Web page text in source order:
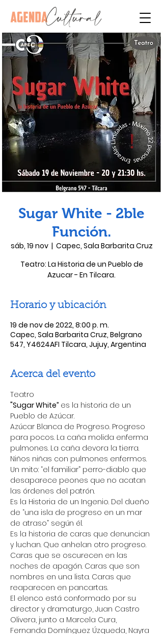
Sugar White - 2ble
Función.
sáb, 19 nov
  |
Capec, Sala Barbarita Cruz
Teatro: La Historia de un Pueblo de
Azucar - En Tilcara.
Horario y ubicación
19 de nov de 2022, 8:00 p. m.
Capec, Sala Barbarita Cruz, Belgrano
547, Y4624AFI Tilcara, Jujuy, Argentina
Acerca del evento
Teatro
"Sugar White” es la historia de un
Pueblo de Azúcar.
Azúcar Blanca de Progreso. Progreso
para pocos. La caña molida enferma
pulmones. La caña devora la tierra.
Niños niñas con pulmones enfermos.
Un mito: “el familiar” perro-diablo que
desaparece peones que no acatan
las órdenes del patrón.
Es la Historia de un Ingenio. Del dueño
de “una isla de progreso en un mar
de atraso” según él.
Es la historia de caras que denuncian
y luchan. Que anhelan otro progreso.
Caras que se oscurecen en las
noches de apagón. Caras que son
nombres en una lista. Caras que
reaparecen en pancartas.
El elenco está conformado por su
director y dramaturgo, Juan Castro
Olivera, junto a Marcela Cura,
Fernanda Domínguez Úzqueda, Nayra